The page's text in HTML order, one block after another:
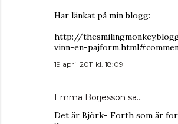
Har länkat på min blogg:
http://
vinn-en-
19 april 2011 kl. 18:09
Emma Börjesson sa…
Det är Björk- Forth som är